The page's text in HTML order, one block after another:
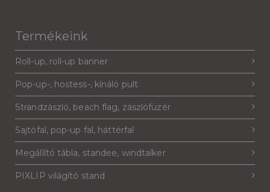
Termékeink
Roll-up, roll-up banner
Pop-up-, hostess-, kínáló pult
Strandzászló, beach flag, zászlófüzér
Sajtófal, pop-up fal, háttérfal
Megállító tábla, standee, windtalker
PIXLIP világító stand